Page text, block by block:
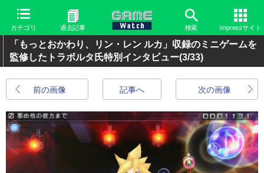
カテゴリ 過去記事 検索 Impressサイト
「もっとおかわり、リン・レン ルカ」収録のミニゲームを
監修したトラボルタ氏特別インタビュー(3/33)
前の画像 次の画像
記事へ